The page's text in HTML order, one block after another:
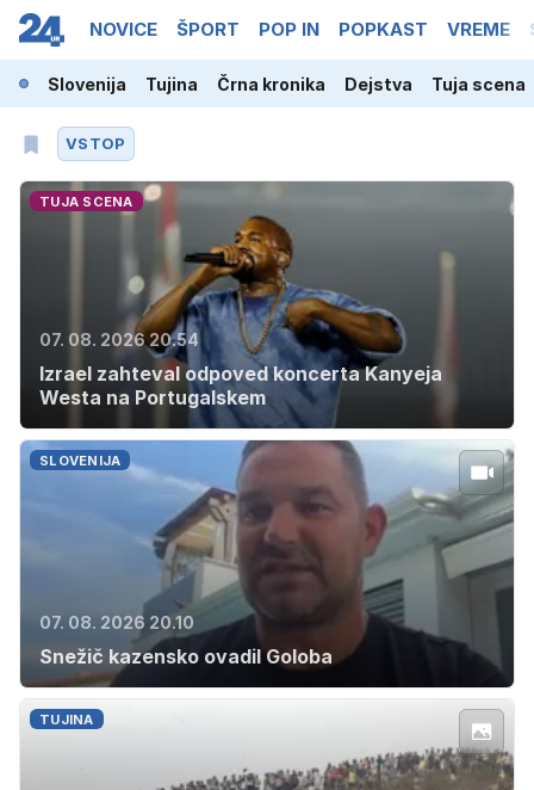
NOVICE ŠPORT POP IN POPKAST VREME
Slovenija Tujina Črna kronika Dejstva Tuja scena
VSTOP
TUJA SCENA
07. 08. 2026 20.54
Izrael zahteval odpoved koncerta Kanyeja
Westa na Portugalskem
SLOVENIJA
07. 08. 2026 20.10
Snežič kazensko ovadil Goloba
TUJINA